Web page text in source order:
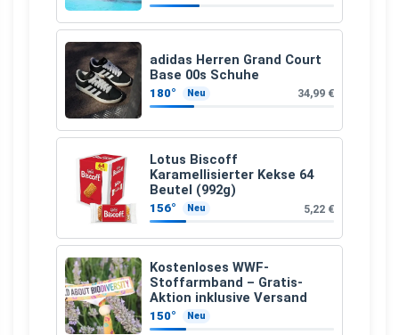
adidas Herren Grand Court
Base 00s Schuhe
180° Neu 34,99 €
Lotus Biscoff
Karamellisierter Kekse 64
Beutel (992g)
156° Neu 5,22 €
Kostenloses WWF-
Stoffarmband – Gratis-
Aktion inklusive Versand
150° Neu